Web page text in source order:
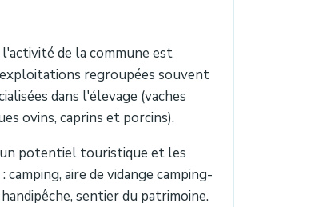
de la commune est
regroupées souvent
dans l'élevage (vaches
ovins, caprins et porcins).
un potentiel touristique et les
aire de vidange camping-
sentier du patrimoine.